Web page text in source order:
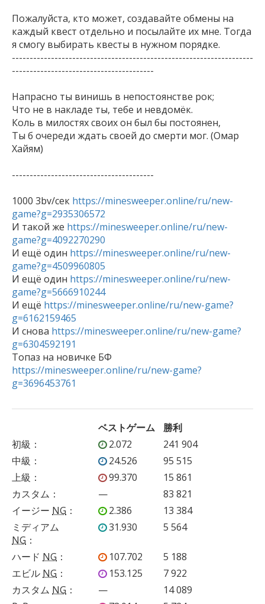
Пожалуйста, кто может, создавайте обмены на
каждый квест отдельно и посылайте их мне. Тогда
я смогу выбирать квесты в нужном порядке.
--------------------------------------------------------------------
----------------------------------------
Напрасно ты винишь в непостоянстве рок;
Что не в накладе ты, тебе и невдомёк.
Коль в милостях своих он был бы постоянен,
Ты б очереди ждать своей до смерти мог. (Омар
Хайям)
----------------------------------------
1000 3bv/сек https://minesweeper.online/ru/new-
game?g=2935306572
И такой же https://minesweeper.online/ru/new-
game?g=4092270290
И ещё один https://minesweeper.online/ru/new-
game?g=4509960805
И ещё один https://minesweeper.online/ru/new-
game?g=5666910244
И ещё https://minesweeper.online/ru/new-game?
g=6162159465
И снова https://minesweeper.online/ru/new-game?
g=6304592191
https://minesweeper.online/ru/new-game?
g=3696453761
ベストゲーム
勝利
初級 ： 2.072
241 904
中級 ： 24.526
95 515
上級 ： 99.370
15 861
カスタム ： —
83 821
イージー NG ： 2.386
13 384
ミディアム
NG ：
31.930 5 564
ハード NG ： 107.702
5 188
エビル NG ： 153.125
7 922
カスタム NG ： —
14 089